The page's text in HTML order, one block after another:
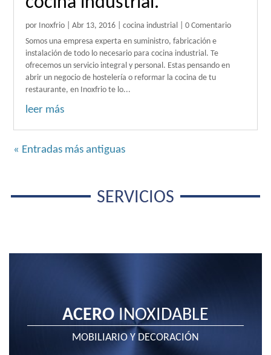
por Inoxfrio |Abr 13, 2016 |cocina industrial
| 0 Comentario
Somos una empresa experta en suministro, fabricación e
instalación de todo lo necesario para cocina industrial. Te
ofrecemos un servicio integral y personal. Estas pensando en
abrir un negocio de hostelería o reformar la cocina de tu
restaurante, en Inoxfrio te lo...
leer más
« Entradas más antiguas
SERVICIOS
ACERO INOXIDABLE
MOBILIARIO Y DECORACIÓN